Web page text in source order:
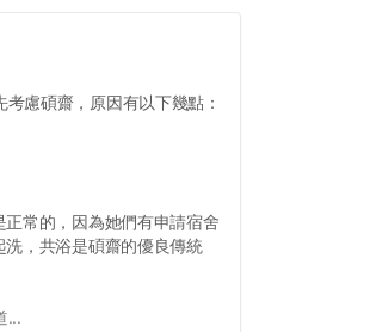
慮碩齋，原因有以下幾點：
常的，因為她們有申請宿舍
，共浴是碩齋的優良傳統
...